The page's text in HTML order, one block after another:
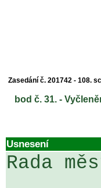
Zasedání č. 201742 - 108.
bod č. 31. -
Usnesení
Rada